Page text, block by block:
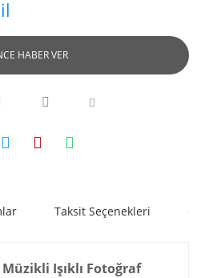
HABER VER
Taksit Seçenekleri
Işıklı Fotoğraf